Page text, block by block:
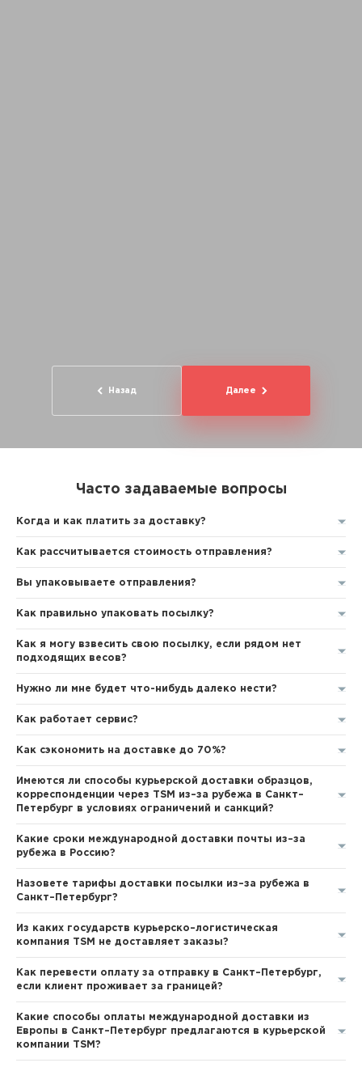
Назад Далее
Часто задаваемые вопросы
Когда и как платить за доставку?
Как рассчитывается стоимость отправления?
Вы упаковываете отправления?
Как правильно упаковать посылку?
Как я могу взвесить свою посылку, если рядом нет
подходящих весов?
Нужно ли мне будет что-нибудь далеко нести?
Как работает сервис?
Как сэкономить на доставке до 70%?
Имеются ли способы курьерской доставки образцов,
корреспонденции через TSM из–за рубежа в Санкт–
Петербург в условиях ограничений и санкций?
Какие сроки международной доставки почты из–за
рубежа в Россию?
Назовете тарифы доставки посылки из–за рубежа в
Санкт–Петербург?
Из каких государств курьерско–логистическая
компания TSM не доставляет заказы?
Как перевести оплату за отправку в Санкт–Петербург,
если клиент проживает за границей?
Какие способы оплаты международной доставки из
Европы в Санкт–Петербург предлагаются в курьерской
компании TSM?